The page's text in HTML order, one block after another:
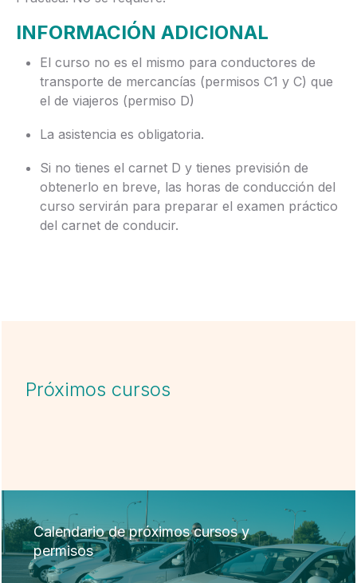
INFORMACIÓN ADICIONAL
El curso no es el mismo para conductores de
transporte de mercancías (permisos C1 y C) que
el de viajeros (permiso D)
La asistencia es obligatoria.
Si no tienes el carnet D y tienes previsión de
obtenerlo en breve, las horas de conducción del
curso servirán para preparar el examen práctico
del carnet de conducir.
Próximos cursos
Calendario de próximos cursos y
permisos